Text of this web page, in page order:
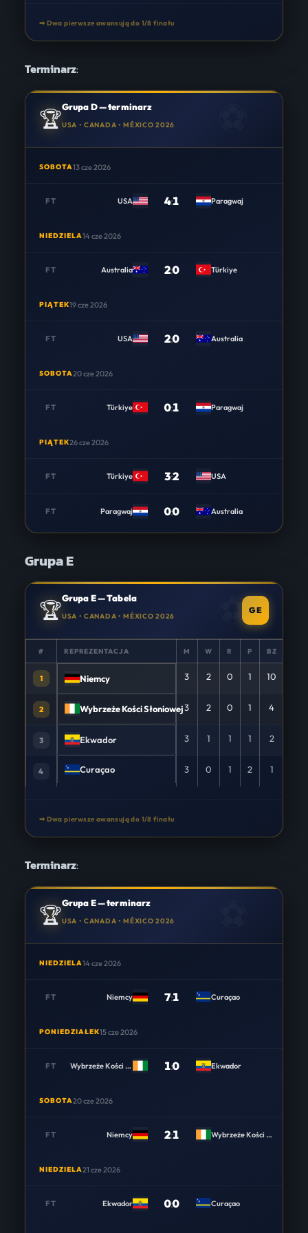
➡ Dwa pierwsze awansują do 1/8 finału
Terminarz:
🏆Grupa D — terminarz
USA • CANADA • MÉXICO 2026
SOBOTA13 cze 2026
FT USA 4:1 Paragwaj
NIEDZIELA14 cze 2026
FT Australia 2:0 Türkiye
PIĄTEK19 cze 2026
FT USA 2:0 Australia
SOBOTA20 cze 2026
FT Türkiye 0:1 Paragwaj
PIĄTEK26 cze 2026
FT Türkiye 3:2 USA
FT Paragwaj 0:0 Australia
Grupa E
🏆Grupa E — Tabela
USA • CANADA • MÉXICO 2026
GE
# REPREZENTACJA M W R P BZ
1 Niemcy 3 2 0 1 10
2 Wybrzeże Kości Słoniowej3 2 0 1 4
3 Ekwador 3 1 1 1 2
4 Curaçao 3 0 1 2 1
➡ Dwa pierwsze awansują do 1/8 finału
Terminarz:
🏆Grupa E — terminarz
USA • CANADA • MÉXICO 2026
NIEDZIELA14 cze 2026
FT Niemcy 7:1 Curaçao
PONIEDZIAŁEK15 cze 2026
FT Wybrzeże Kości Słoniowej 1:0 Ekwador
SOBOTA20 cze 2026
FT Niemcy 2:1 Wybrzeże Kości Słoniowej
NIEDZIELA21 cze 2026
FT Ekwador 0:0 Curaçao